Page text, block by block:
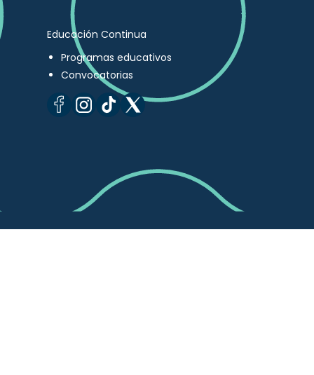
Educación Continua
Programas educativos
Convocatorias